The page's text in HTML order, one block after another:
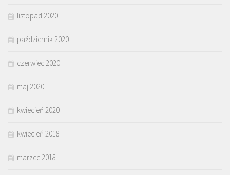
listopad 2020
październik 2020
czerwiec 2020
maj 2020
kwiecień 2020
kwiecień 2018
marzec 2018